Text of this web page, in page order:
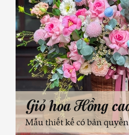
Mẫu thiết kế có bản quyền